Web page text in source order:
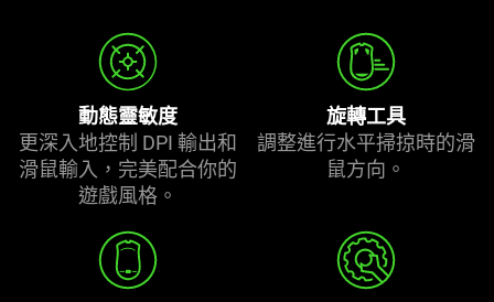
動態靈敏度
更深入地控制 DPI 輸出和
滑鼠輸入，完美配合你的
遊戲風格。
旋轉工具
調整進行水平掃掠時的滑
鼠方向 。